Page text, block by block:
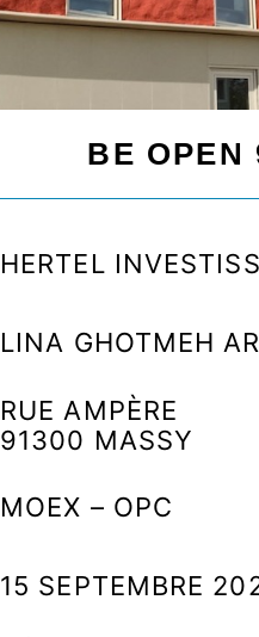
BE OPEN
HERTEL
LINA GHOTMEH
RUE AMPÈRE
91300 MASSY
MOEX – OPC
15 SEPTEMBRE